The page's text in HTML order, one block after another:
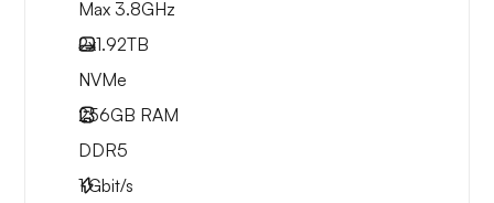
Max 3.8GHz
2x1.92TB
NVMe
256GB RAM
DDR5
1Gbit/s